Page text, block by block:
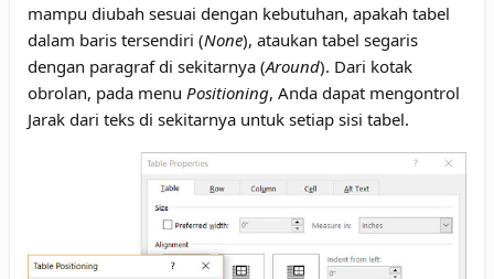
mampu diubah sesuai dengan kebutuhan, apakah tabel
dalam baris tersendiri (None), ataukan tabel segaris
dengan paragraf di sekitarnya (Around). Dari kotak
obrolan, pada menu Positioning, Anda dapat mengontrol
Jarak dari teks di sekitarnya untuk setiap sisi tabel.